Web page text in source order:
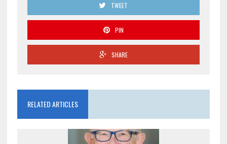
TWEET
PIN
SHARE
RELATED ARTICLES